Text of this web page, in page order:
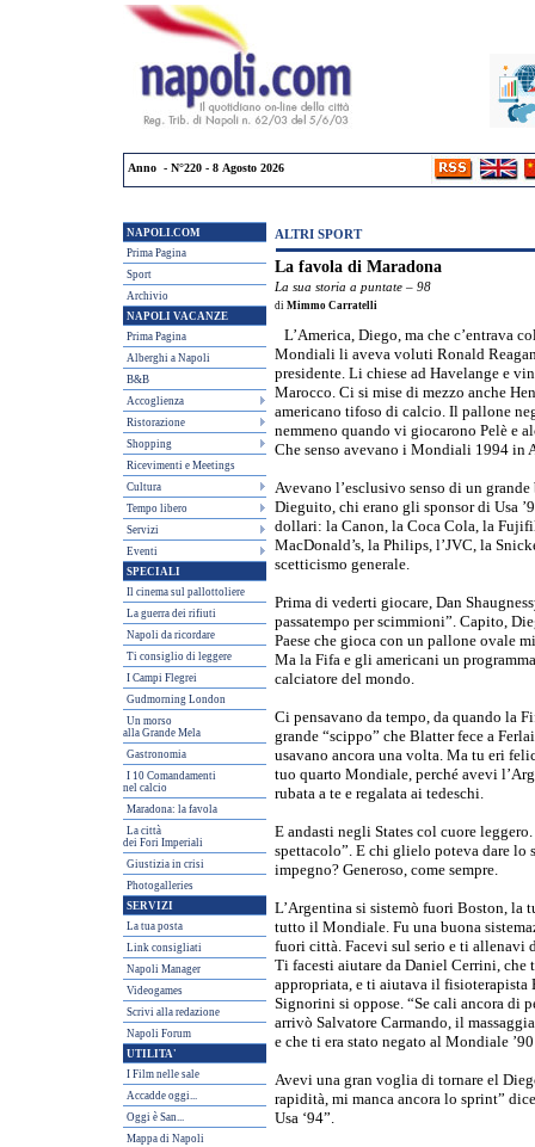
Anno - N°220 - 8 Agosto 2026
NAPOLI.COM
Prima Pagina
Sport
Archivio
NAPOLI VACANZE
Prima Pagina
Alberghi a Napoli
B&B
Accoglienza
Ristorazione
Shopping
Ricevimenti e Meetings
Cultura
Tempo libero
Servizi
Eventi
SPECIALI
Il cinema sul pallottoliere
La guerra dei rifiuti
Napoli da ricordare
Ti consiglio di leggere
I Campi Flegrei
Gudmorning London
Un morso
alla Grande Mela
Gastronomia
I 10 Comandamenti
nel calcio
Maradona: la favola
La città
dei Fori Imperiali
Giustizia in crisi
Photogalleries
SERVIZI
La tua posta
Link consigliati
Napoli Manager
Videogames
Scrivi alla redazione
Napoli Forum
UTILITA'
I Film nelle sale
Accadde oggi...
Oggi è San...
Mappa di Napoli
ALTRI SPORT
La favola di Maradona
La sua storia a puntate – 98
di Mimmo Carratelli
L’America, Diego, ma che c’entrava
Mondiali li aveva voluti Ronald
presidente. Li chiese ad Havelange e
Marocco. Ci si mise di mezzo anche
americano tifoso di calcio. Il pallone
nemmeno quando vi giocarono Pelè e
Che senso avevano i Mondiali 1994 in
Avevano l’esclusivo senso di un
Dieguito, chi erano gli sponsor di Usa
dollari: la Canon, la Coca Cola, la
MacDonald’s, la Philips, l’JVC, la
scetticismo generale.
Prima di vederti giocare, Dan
passatempo per scimmioni”. Capito,
Paese che gioca con un pallone ovale
Ma la Fifa e gli americani un
calciatore del mondo.
Ci pensavano da tempo, da quando la
grande “scippo” che Blatter fece a
usavano ancora una volta. Ma tu eri
tuo quarto Mondiale, perché avevi
rubata a te e regalata ai tedeschi.
E andasti negli States col cuore
spettacolo”. E chi glielo poteva dare
impegno? Generoso, come sempre.
L’Argentina si sistemò fuori Boston, la
tutto il Mondiale. Fu una buona
fuori città. Facevi sul serio e ti allenavi
Ti facesti aiutare da Daniel Cerrini, che
appropriata, e ti aiutava il fisioterapista
Signorini si oppose. “Se cali ancora di
arrivò Salvatore Carmando, il
e che ti era stato negato al Mondiale
Avevi una gran voglia di tornare el
rapidità, mi manca ancora lo sprint”
Usa ‘94”.